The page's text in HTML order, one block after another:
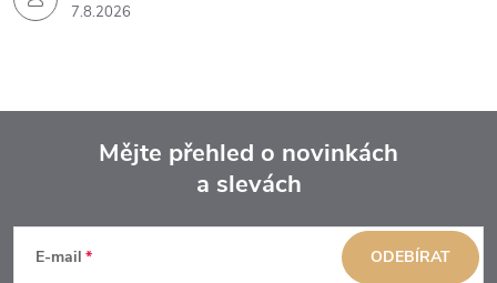
7.8.2026
Mějte přehled o novinkách
a slevách
E-mail ODEBÍRAT